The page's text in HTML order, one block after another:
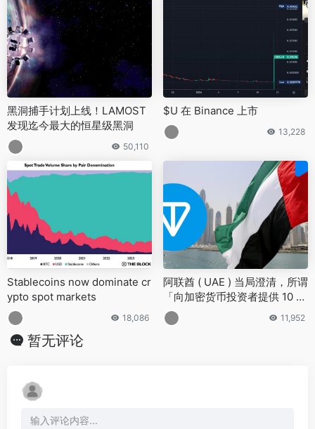
黑洞捕手计划上线！LAMOST
发现迄今最大的恒星级黑洞
50,110
$U 在 Binance 上市
13,228
Stablecoins now dominate cr
ypto spot markets
18,086
阿联酋 ( UAE ) 当局澄清，所谓
「向加密货币投资者提供 10 年
黄金居留权」的消息系虚假信
息
11,952
暂无评论